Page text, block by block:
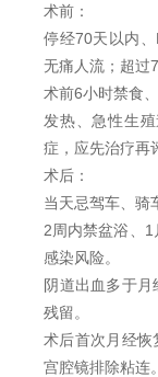
术前：
停经70天以内
无痛人流；超过
术前6小时禁食
发热、急性生
症，应先治疗再
术后：
当天忌驾车、骑
2周内禁盆浴、
感染风险。
阴道出血多于
残留。
术后首次月经
宫腔镜排除粘连。